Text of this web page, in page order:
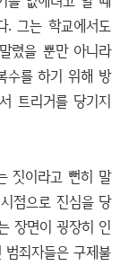
. 그는 학교에서도
렸을 뿐만 아니라
수를 하기 위해 방
트리거를 당기지
짓이라고 뻔히 말
점으로 진심을 당
장면이 굉장히 인
죄자들은 구제불